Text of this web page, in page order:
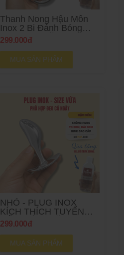
Thanh Nong Hậu Môn
Inox 2 Bi Đánh Bóng
Cao Cấp - TẶNG GEL
299.000đ
MUA SẢN PHẨM
NHỎ - PLUG INOX
KÍCH THÍCH TUYẾN
TIỀN LIỆT - TẶNG GEL
299.000đ
MUA SẢN PHẨM